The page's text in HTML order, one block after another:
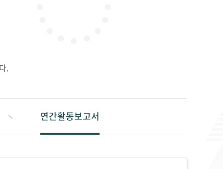
.
연간활동보고서